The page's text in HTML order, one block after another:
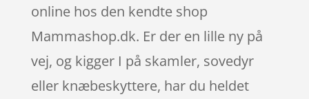
online hos den kendte shop
Mammashop.dk. Er der en lille ny på
vej, og kigger I på skamler, sovedyr
eller knæbeskyttere, har du heldet